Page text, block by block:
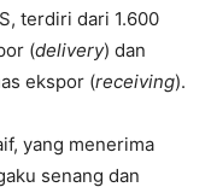
terdiri dari 1.600
(delivery) dan
ekspor (receiving).
yang menerima
senang dan